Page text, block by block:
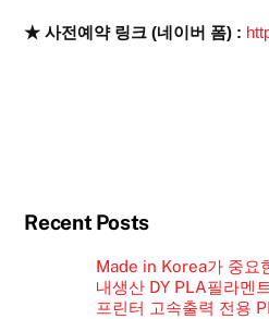
★ 사전예약 링크 (네이버 폼) :
Recent Posts
Made in Korea가 중요
내생산 DY PLA필라멘
프린터 고속출력 전용